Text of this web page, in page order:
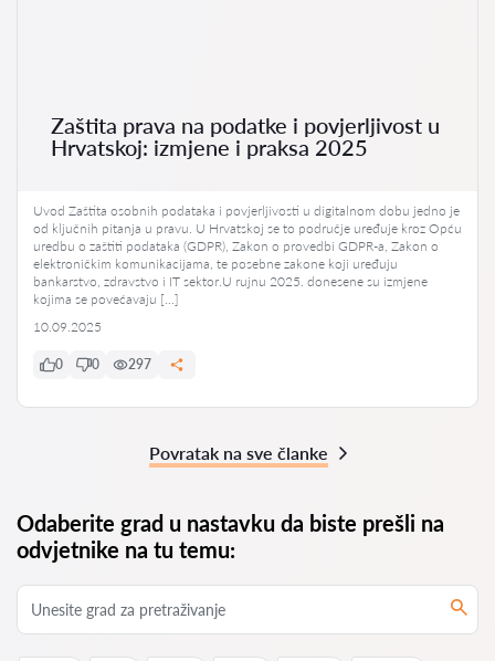
Zaštita prava na podatke i povjerljivost u
Hrvatskoj: izmjene i praksa 2025
Uvod Zaštita osobnih podataka i povjerljivosti u digitalnom dobu jedno je
od ključnih pitanja u pravu. U Hrvatskoj se to područje uređuje kroz Opću
uredbu o zaštiti podataka (GDPR), Zakon o provedbi GDPR-a, Zakon o
elektroničkim komunikacijama, te posebne zakone koji uređuju
bankarstvo, zdravstvo i IT sektor.U rujnu 2025. donesene su izmjene
kojima se povećavaju […]
10.09.2025
0 0 297
Povratak na sve članke
Odaberite grad u nastavku da biste prešli na
odvjetnike na tu temu: